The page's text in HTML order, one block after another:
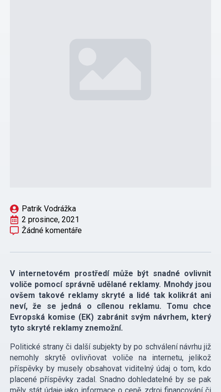
Patrik Vodrážka
2 prosince, 2021
Žádné komentáře
V internetovém prostředí může být snadné ovlivnit
voliče pomocí správně udělané reklamy. Mnohdy jsou
ovšem takové reklamy skryté a lidé tak kolikrát ani
neví, že se jedná o cílenou reklamu. Tomu chce
Evropská komise (EK) zabránit svým návrhem, který
tyto skryté reklamy znemožní.
Politické strany či další subjekty by po schválení návrhu již
nemohly skrytě ovlivňovat voliče na internetu, jelikož
příspěvky by musely obsahovat viditelný údaj o tom, kdo
placené příspěvky zadal. Snadno dohledatelné by se pak